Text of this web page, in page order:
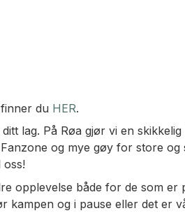
du HER.
lag. På Røa gjør vi en
og mye gøy for store og
oss!
opplevelse både for de som
og i pause eller det er